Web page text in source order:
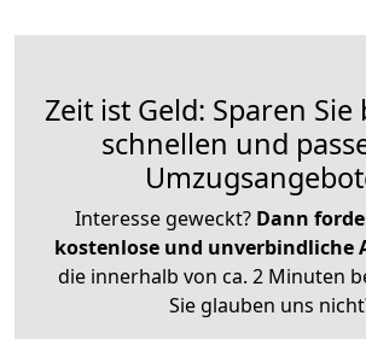
Zeit ist Geld: Sparen
schnellen und
Interesse geweckt? Dann
kostenlose und unverbindliche
die innerhalb von ca. 2 Minuten
Sie glauben uns